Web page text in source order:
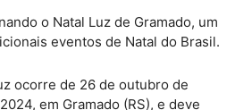
o Natal Luz de Gramado, um
eventos de Natal do Brasil.
ocorre de 26 de outubro de
em Gramado (RS), e deve